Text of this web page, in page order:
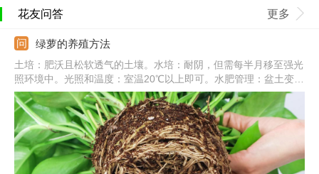
花友问答 更多
绿萝的养殖方法
土培：肥沃且松软透气的土壤。水培：耐阴，但需每半月移至强光
照环境中。光照和温度：室温20℃以上即可。水肥管理：盆土变干
需要及时浇水，一次浇透，秋冬减少浇水和施肥。常见病害：炭疽
病、根腐病、叶斑病。